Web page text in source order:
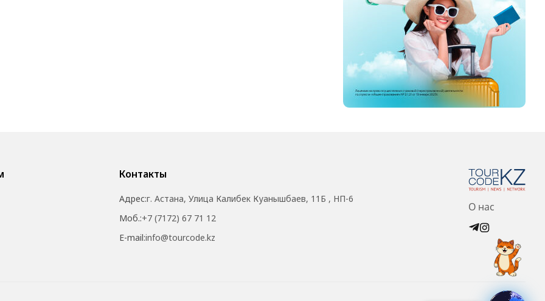
Контакты
Адрес:г. Астана, Улица Калибек Куанышбаев, 11Б , НП-6
Моб.:+7 (7172) 67 71 12
E-mail:info@tourcode.kz
О нас